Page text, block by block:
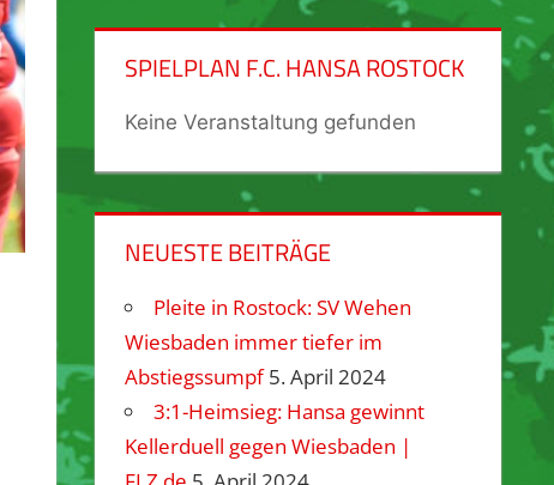
SPIELPLAN F.C. HANSA ROSTOCK
Keine Veranstaltung gefunden
NEUESTE BEITRÄGE
Pleite in Rostock: SV Wehen
Wiesbaden immer tiefer im
Abstiegssumpf 5. April 2024
3:1-Heimsieg: Hansa gewinnt
Kellerduell gegen Wiesbaden |